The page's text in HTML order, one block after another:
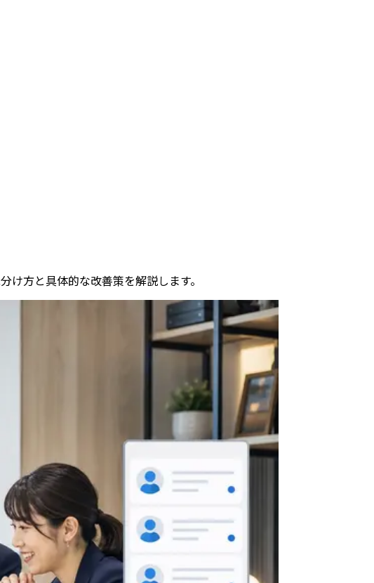
方と具体的な改善策を解説します。